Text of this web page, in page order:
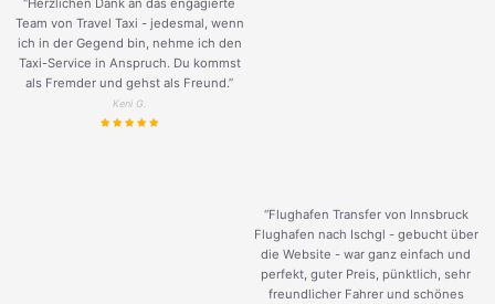
Team von Travel Taxi - jedesmal, wenn
ich in der Gegend bin, nehme ich den
Taxi-Service in Anspruch. Du kommst
als Fremder und gehst als Freund.”
Keni G.
“Flughafen Transfer von Innsbruck
Flughafen nach Ischgl - gebucht über
die Website - war ganz einfach und
perfekt, guter Preis, pünktlich, sehr
freundlicher Fahrer und schönes